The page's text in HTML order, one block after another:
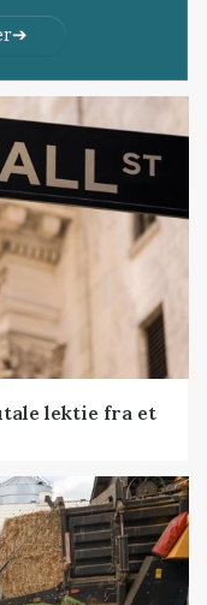
lektie fra et